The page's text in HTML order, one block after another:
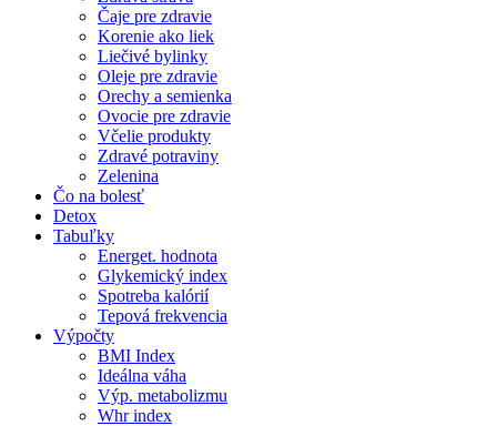
Čaje pre zdravie
Korenie ako liek
Liečivé bylinky
Oleje pre zdravie
Orechy a semienka
Ovocie pre zdravie
Včelie produkty
Zdravé potraviny
Zelenina
Čo na bolesť
Detox
Tabuľky
Energet. hodnota
Glykemický index
Spotreba kalórií
Tepová frekvencia
Výpočty
BMI Index
Ideálna váha
Výp. metabolizmu
Whr index